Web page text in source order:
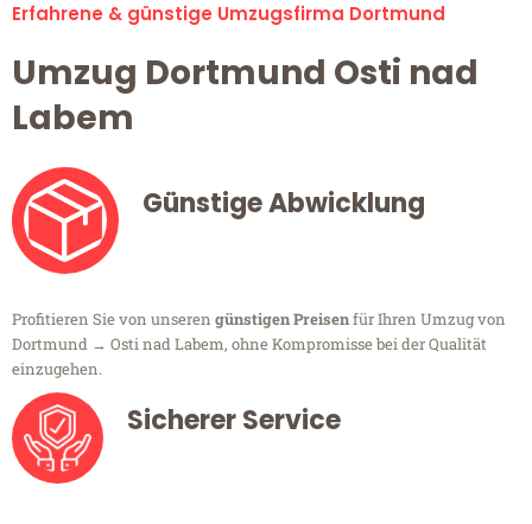
Erfahrene & günstige Umzugsfirma Dortmund
Umzug Dortmund Osti nad
Labem
Günstige Abwicklung
Profitieren Sie von unseren günstigen Preisenfür Ihren Umzug von
Dortmund → Osti nad Labem, ohne Kompromisse bei der Qualität
einzugehen.
Sicherer Service